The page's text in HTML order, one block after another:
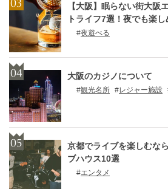
【大阪】眠らない街大阪
トライフ7選！夜でも楽し
夜遊べる
大阪のカジノについて
観光名所 レジャー施設
京都でライブを楽しむな
ブハウス10選
エンタメ